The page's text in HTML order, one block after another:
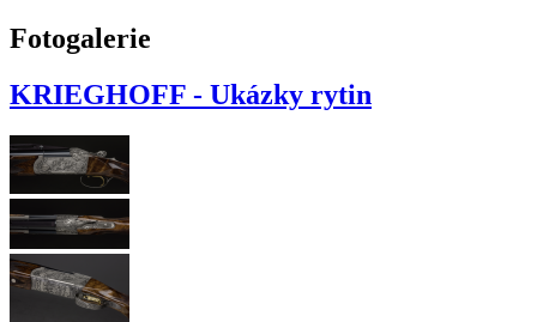
Fotogalerie
KRIEGHOFF - Ukázky rytin